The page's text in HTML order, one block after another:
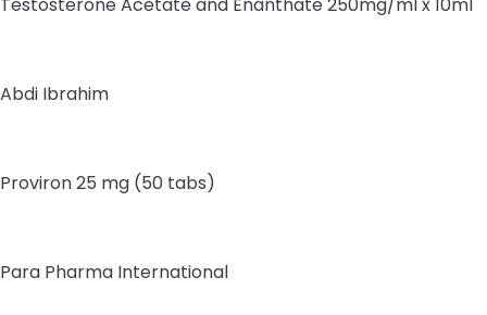
Testosterone Acetate and Enanthate 250mg/ml x 10ml
Abdi Ibrahim
Proviron 25 mg (50 tabs)
Para Pharma International